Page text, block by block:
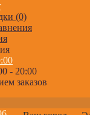
(0)
- 20:00
заказов